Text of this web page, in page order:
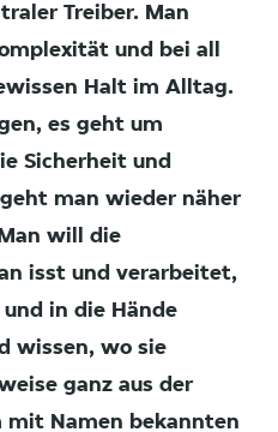
Treiber. Man
und bei all
Halt im Alltag.
es geht um
Sicherheit und
man wieder näher
will die
isst und verarbeitet,
in die Hände
wissen, wo sie
ganz aus der
mit Namen bekannten